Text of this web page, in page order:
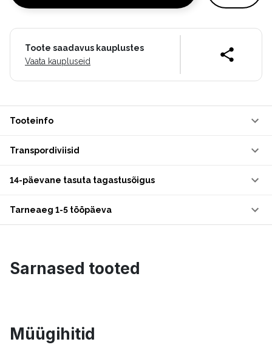
Toote saadavus kauplustes
Vaata kaupluseid
Tooteinfo
Transpordiviisid
14-päevane tasuta tagastusõigus
Tarneaeg 1-5 tööpäeva
Sarnased tooted
Müügihitid